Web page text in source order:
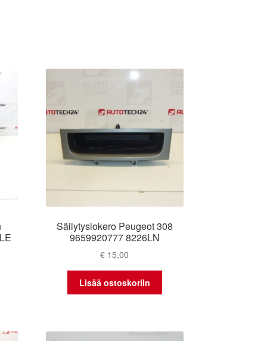
Säilytyslokero Peugeot 308
9659920777 8226LN
€ 15,00
Lisää ostoskoriin